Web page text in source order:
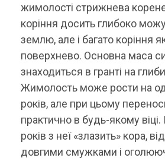
жимолості стрижнева
коріння досить глибоко
землю, але і багато коріння
поверхнево. Основна маса
знаходиться в гранті на
Жимолость може рости на
років, але при цьому
практично в будь-якому
років з неї «злазить» кора,
довгими смужками і